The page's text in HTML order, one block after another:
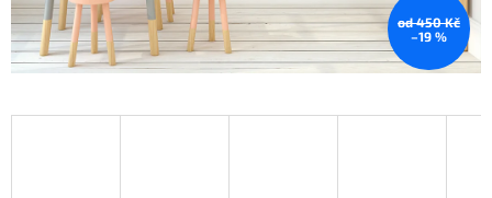
od 450 Kč
–19 %